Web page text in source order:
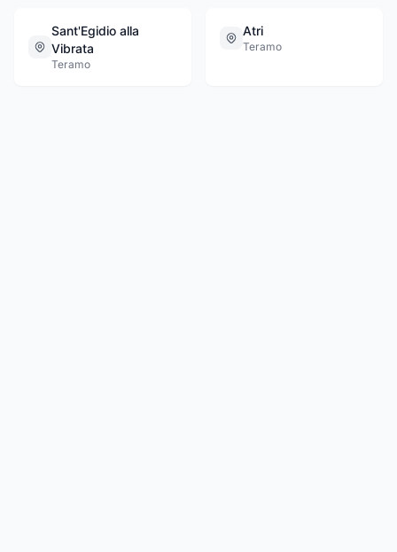
Sant'Egidio alla
Vibrata
Teramo
Atri
Teramo